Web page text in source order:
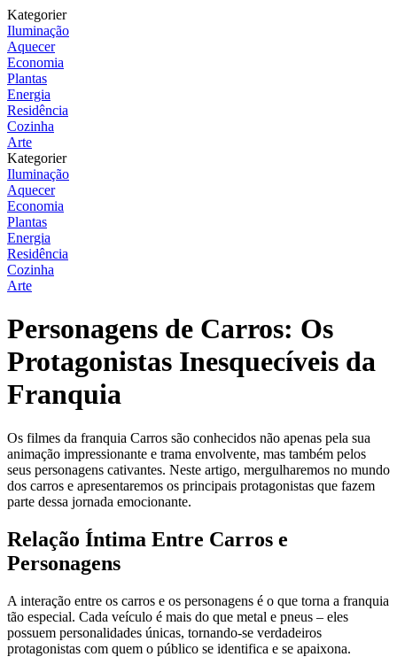
Kategorier
Iluminação
Aquecer
Economia
Plantas
Energia
Residência
Cozinha
Arte
Kategorier
Iluminação
Aquecer
Economia
Plantas
Energia
Residência
Cozinha
Arte
Personagens de Carros: Os
Protagonistas Inesquecíveis da
Franquia
Os filmes da franquia Carros são conhecidos não apenas pela sua
animação impressionante e trama envolvente, mas também pelos
seus personagens cativantes. Neste artigo, mergulharemos no mundo
dos carros e apresentaremos os principais protagonistas que fazem
parte dessa jornada emocionante.
Relação Íntima Entre Carros e
Personagens
A interação entre os carros e os personagens é o que torna a franquia
tão especial. Cada veículo é mais do que metal e pneus – eles
possuem personalidades únicas, tornando-se verdadeiros
protagonistas com quem o público se identifica e se apaixona.